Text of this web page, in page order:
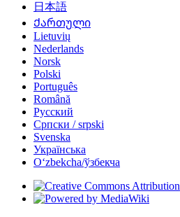
日本語
Ქართული
Lietuvių
Nederlands
Norsk
Polski
Português
Română
Русский
Српски / srpski
Svenska
Українська
Oʻzbekcha/ўзбекча